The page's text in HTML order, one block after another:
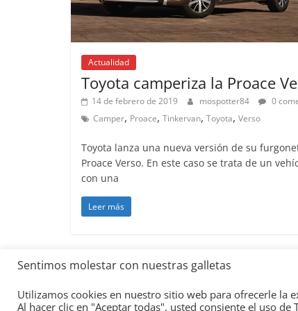
Actualidad
Toyota camperiza la Proace
14 de febrero de 2019 mospotter84
0
Camper, Proace, Tinkervan, Toyota, Verso
Toyota lanza una nueva versión de su
Proace Verso. En este caso se trata de un
con una
Leer más
Copyright © 2026Academia del Motor. Todos
Tema:ColorMagpor ThemeGrill. Funciona con
Sentimos molestar con nuestras galletas
Utilizamos cookies en nuestro sitio web para ofrecerle la
Al hacer clic en "Aceptar todas", usted consiente el uso